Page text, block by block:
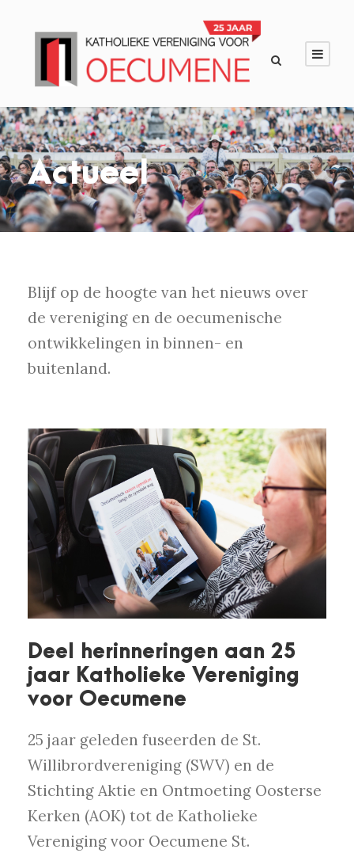
Actueel
Blijf op de hoogte van het nieuws over
de vereniging en de oecumenische
ontwikkelingen in binnen- en
buitenland.
Deel herinneringen aan 25
jaar Katholieke Vereniging
voor Oecumene
25 jaar geleden fuseerden de St.
Willibrordvereniging (SWV) en de
Stichting Aktie en Ontmoeting Oosterse
Kerken (AOK) tot de Katholieke
Vereniging voor Oecumene St.